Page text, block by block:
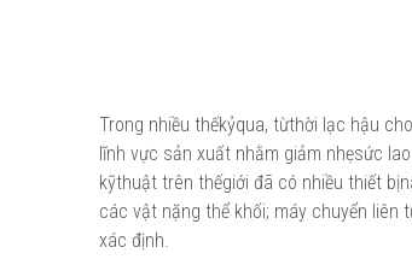
Trong nhiều thếkỷqua, từthời lạc hậu
lĩnh vực sản xuất nhằm giảm nhẹsức
kỹthuật trên thếgiới đã có nhiều thiết
các vật nặng thể khối; máy chuyển
xác định.